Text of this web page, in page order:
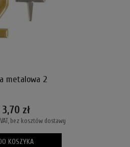
metalowa 2
3,70 zł
bez kosztów dostawy
KOSZYKA